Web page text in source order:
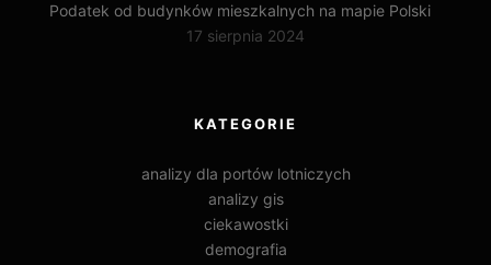
Podatek od budynków mieszkalnych na mapie Polski
17 sierpnia 2024
KATEGORIE
analizy dla portów lotniczych
analizy gis
ciekawostki
demografia